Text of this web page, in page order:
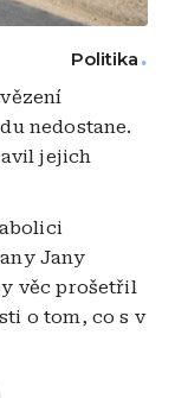
Politika
nedostane.
jejich
Jany
věc prošetřil
o tom, co s v